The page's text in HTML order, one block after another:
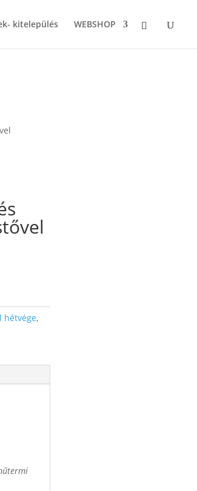
kitelepülés WEBSHOP
hétvége,